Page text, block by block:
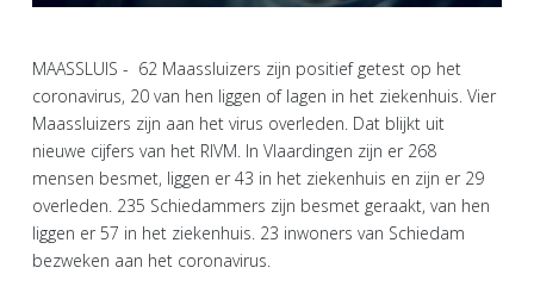
MAASSLUIS - 62 Maassluizers zijn positief getest op het
coronavirus, 20 van hen liggen of lagen in het ziekenhuis. Vier
Maassluizers zijn aan het virus overleden. Dat blijkt uit
nieuwe cijfers van het RIVM. In Vlaardingen zijn er 268
mensen besmet, liggen er 43 in het ziekenhuis en zijn er 29
overleden. 235 Schiedammers zijn besmet geraakt, van hen
liggen er 57 in het ziekenhuis. 23 inwoners van Schiedam
bezweken aan het coronavirus.